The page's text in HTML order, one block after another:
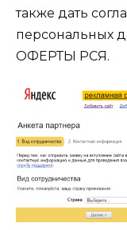
также дать
персональных
ОФЕРТЫ РСЯ.